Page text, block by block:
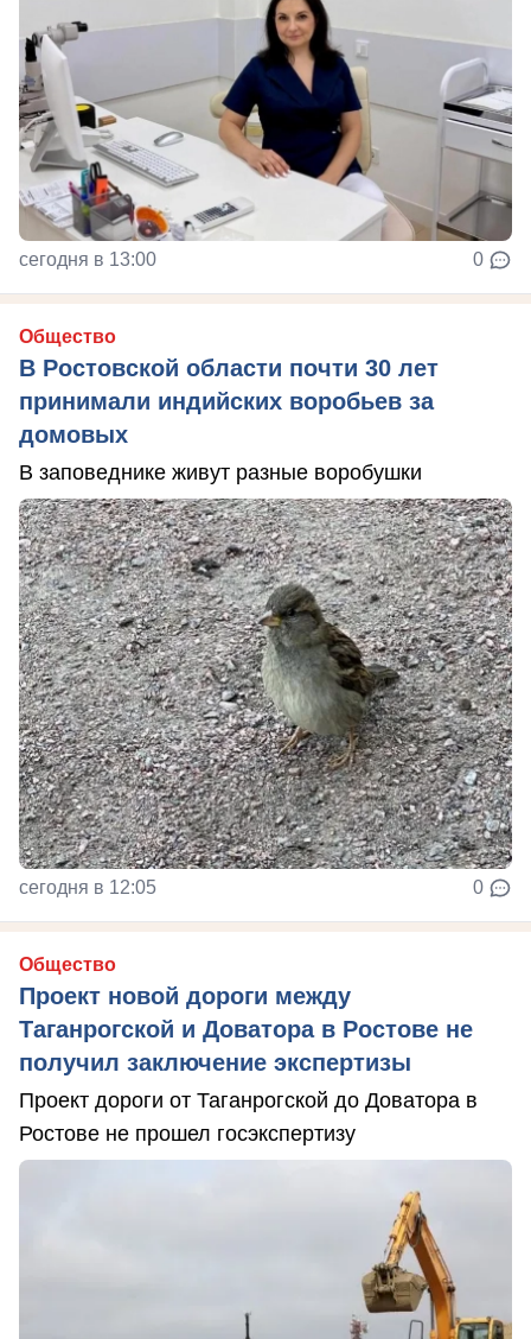
сегодня в 13:00 0
Общество
В Ростовской области почти 30 лет
принимали индийских воробьев за
домовых
В заповеднике живут разные воробушки
сегодня в 12:05 0
Общество
Проект новой дороги между
Таганрогской и Доватора в Ростове не
получил заключение экспертизы
Проект дороги от Таганрогской до Доватора в
Ростове не прошел госэкспертизу